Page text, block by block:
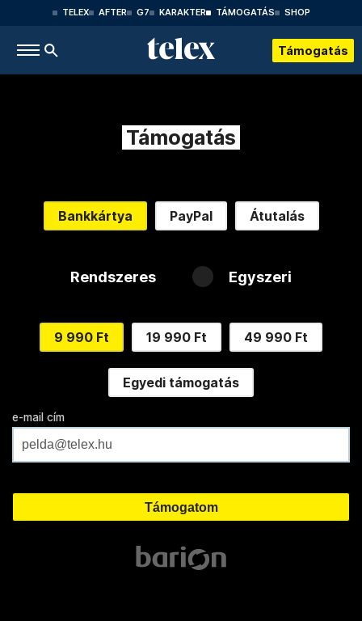
TELEX AFTER G7 KARAKTER TÁMOGATÁS SHOP
Támogatás
Támogatás
Bankkártya PayPal Átutalás
Rendszeres Egyszeri
9 990 Ft 19 990 Ft 49 990 Ft
Egyedi támogatás
e-mail cím